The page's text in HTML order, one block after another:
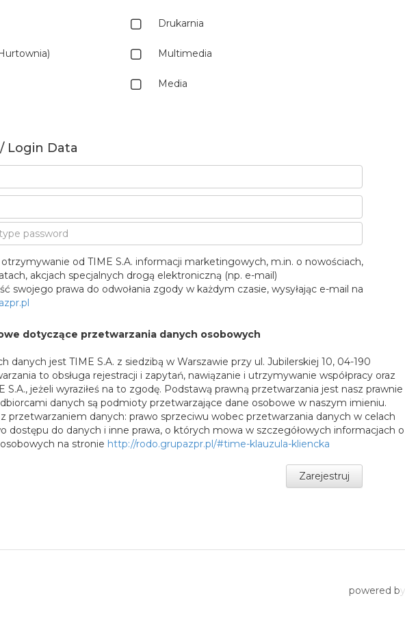
Drukarnia
Multimedia
Media
Login Data
od TIME S.A. informacji marketingowych, m.in. o nowościach,
akcjach specjalnych drogą elektroniczną (np. e-mail)
swojego prawa do odwołania zgody w każdym czasie, wysyłając e-mail na
dotyczące przetwarzania danych osobowych
danych jest TIME S.A. z siedzibą w Warszawie przy ul. Jubilerskiej 10, 04-190
to obsługa rejestracji i zapytań, nawiązanie i utrzymywanie współpracy oraz
S.A., jeżeli wyraziłeś na to zgodę. Podstawą prawną przetwarzania jest nasz prawnie
danych są podmioty przetwarzające dane osobowe w naszym imieniu.
przetwarzaniem danych: prawo sprzeciwu wobec przetwarzania danych w celach
dostępu do danych i inne prawa, o których mowa w szczegółowych informacjach o
na stronie http://rodo.grupazpr.pl/#time-klauzula-kliencka
powered by